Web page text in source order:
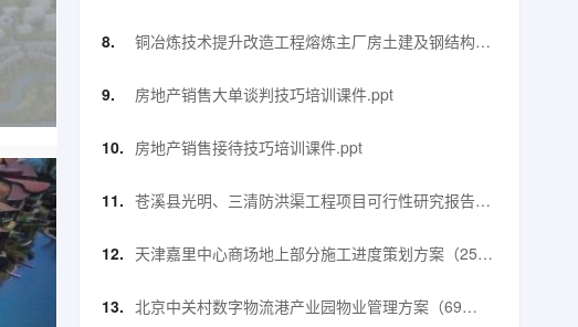
铜冶炼技术提升改造工程熔炼主厂房土建及钢结构工
程钢结构施工方案【90页】.doc
房地产销售大单谈判技巧培训课件.ppt
房地产销售接待技巧培训课件.ppt
苍溪县光明、三清防洪渠工程项目可行性研究报告
（56页）.doc
天津嘉里中心商场地上部分施工进度策划方案（25
页）.pptx
北京中关村数字物流港产业园物业管理方案（69